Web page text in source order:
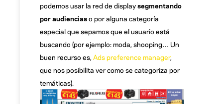
podemos usar la red de displaysegmentando
por audienciaso por alguna categoría
especial que sepamos que el usuario está
buscando (por ejemplo: moda, shooping… Un
buen recurso es,Ads preference manager,
que nos posibilita ver como se categoriza por
temáticas).